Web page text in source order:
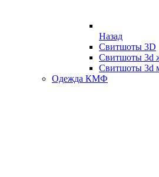
Назад
Свитшоты 3D
Свитшоты 3d
Свитшоты 3d
Одежда КМФ